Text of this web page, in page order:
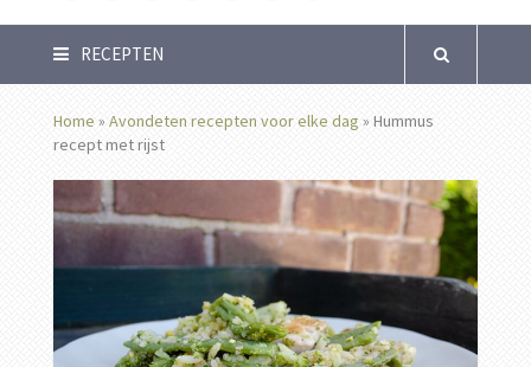
RECEPTEN
Home » Avondeten recepten voor elke dag » Hummus
recept met rijst